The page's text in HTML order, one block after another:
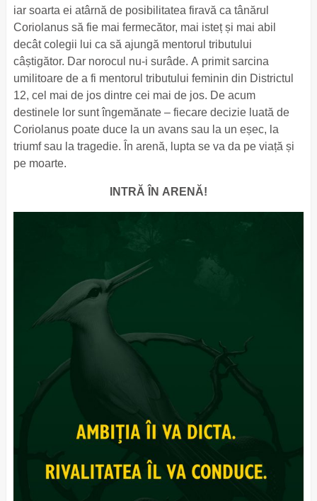
iar soarta ei atârnă de posibilitatea firavă ca tânărul
Coriolanus să fie mai fermecător, mai isteț și mai abil
decât colegii lui ca să ajungă mentorul tributului
câștigător. Dar norocul nu-i surâde. A primit sarcina
umilitoare de a fi mentorul tributului feminin din Districtul
12, cel mai de jos dintre cei mai de jos. De acum
destinele lor sunt îngemănate – fiecare decizie luată de
Coriolanus poate duce la un avans sau la un eșec, la
triumf sau la tragedie. În arenă, lupta se va da pe viață și
pe moarte.
INTRĂ ÎN ARENĂ!